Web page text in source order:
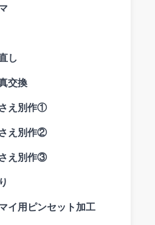
し
交換
え別作①
え別作②
え別作③
イ用ピンセット加工